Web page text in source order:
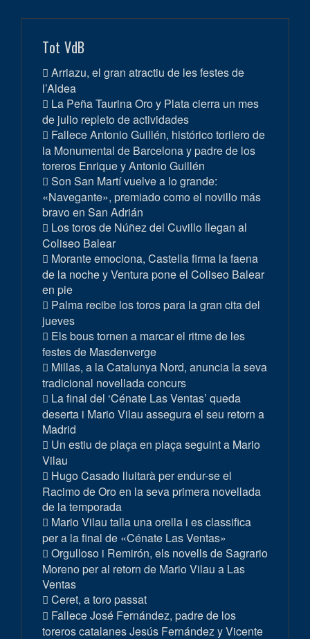
Tot VdB
Arriazu, el gran atractiu de les festes de
l’Aldea
La Peña Taurina Oro y Plata cierra un mes
de julio repleto de actividades
Fallece Antonio Guillén, histórico torilero de
la Monumental de Barcelona y padre de los
toreros Enrique y Antonio Guillén
Son San Martí vuelve a lo grande:
«Navegante», premiado como el novillo más
bravo en San Adrián
Los toros de Núñez del Cuvillo llegan al
Coliseo Balear
Morante emociona, Castella firma la faena
de la noche y Ventura pone el Coliseo Balear
en pie
Palma recibe los toros para la gran cita del
jueves
Els bous tornen a marcar el ritme de les
festes de Masdenverge
Millas, a la Catalunya Nord, anuncia la seva
tradicional novellada concurs
La final del ‘Cénate Las Ventas’ queda
deserta i Mario Vilau assegura el seu retorn a
Madrid
Un estiu de plaça en plaça seguint a Mario
Vilau
Hugo Casado lluitarà per endur-se el
Racimo de Oro en la seva primera novellada
de la temporada
Mario Vilau talla una orella i es classifica
per a la final de «Cénate Las Ventas»
Orgulloso i Remirón, els novells de Sagrario
Moreno per al retorn de Mario Vilau a Las
Ventas
Ceret, a toro passat
Fallece José Fernández, padre de los
toreros catalanes Jesús Fernández y Vicente